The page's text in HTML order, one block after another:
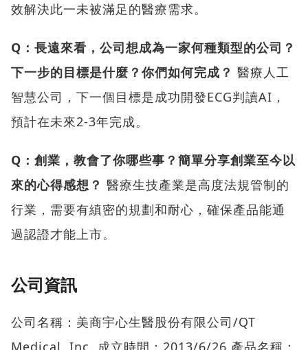
效解決此一未被滿足的醫療需求。
Q：長遠來看，公司想成為一家何種類型的公司？
下一步的目標是什麼？你們如何完成？ 醫療人工
智慧公司，下一個目標是成功開發ECG判讀AI，
預計在未來2-3年完成。
Q：創業，教會了你哪些事？簡單分享創業至今以
來的心得感想？ 醫療生技產業是高度法規管制的
行業，需要有縝密的規劃和耐心，確保產品能通
過認證才能上市。
公司資訊
公司名稱：美商宇心生醫股份有限公司/QT